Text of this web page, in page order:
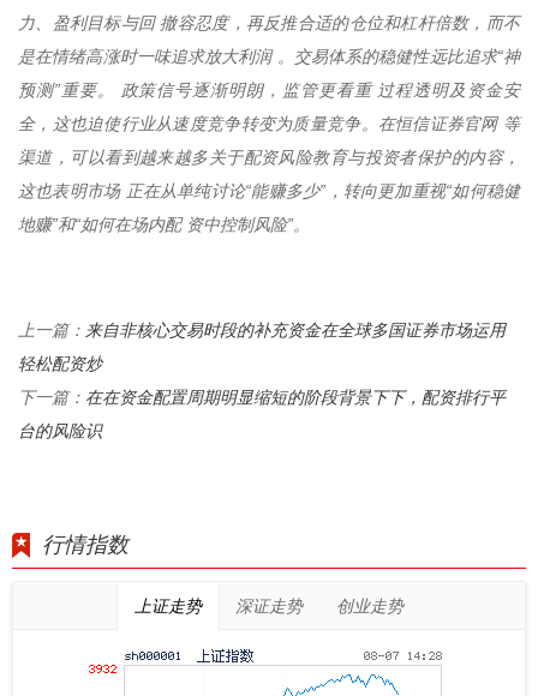
力、盈利目标与回 撤容忍度，再反推合适的仓位和杠杆倍数，而不
是在情绪高涨时一味追求放大利润 。交易体系的稳健性远比追求“神
预测”重要。 政策信号逐渐明朗，监管更看重 过程透明及资金安
全，这也迫使行业从速度竞争转变为质量竞争。在恒信证券官网 等
渠道，可以看到越来越多关于配资风险教育与投资者保护的内容，
这也表明市场 正在从单纯讨论“能赚多少”，转向更加重视“如何稳健
地赚”和“如何在场内配 资中控制风险”。
上一篇： 来自非核心交易时段的补充资金在全球多国证券市场运用
轻松配资炒
下一篇： 在在资金配置周期明显缩短的阶段背景下下，配资排行平
台的风险识
行情指数
上证走势 深证走势 创业走势